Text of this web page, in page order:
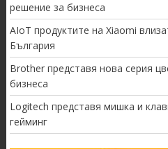
решение за бизнеса
AIoT продуктите на Xiaomi
България
Brother представя нова серия
бизнеса
Logitech представя мишка и
гейминг